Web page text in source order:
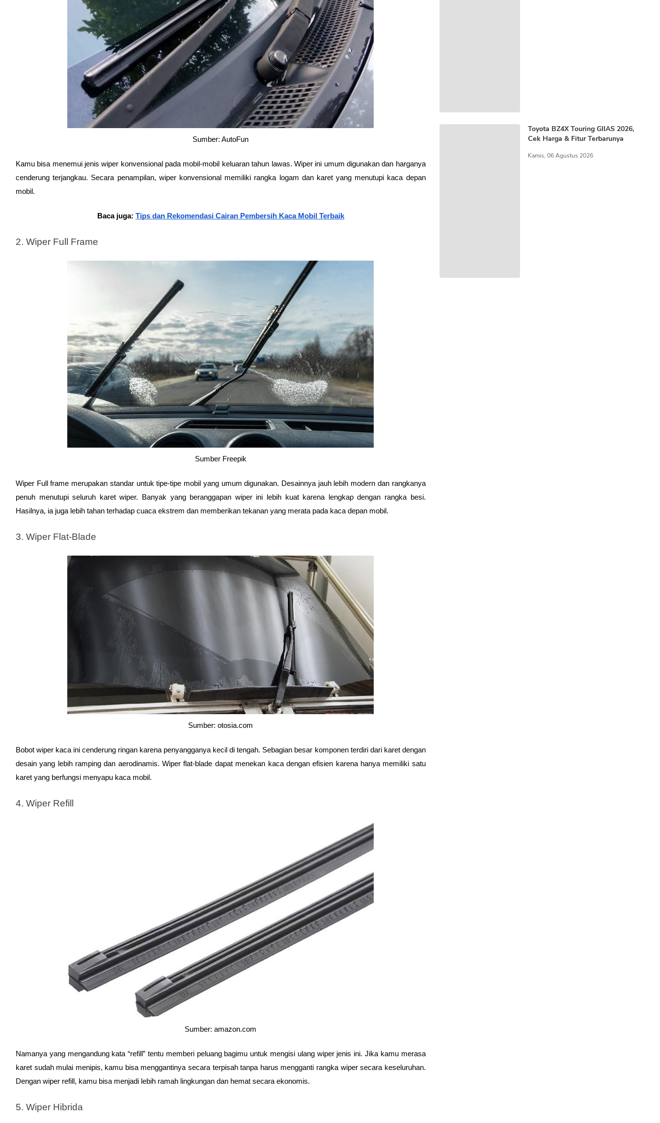
Sumber: AutoFun
Kamu bisa menemui jenis wiper konvensional pada mobil-mobil keluaran tahun lawas. Wiper ini umum digunakan dan harganya
cenderung terjangkau. Secara penampilan, wiper konvensional memiliki rangka logam dan karet yang menutupi kaca depan
mobil.
Baca juga: Tips dan Rekomendasi Cairan Pembersih Kaca Mobil Terbaik
2. Wiper Full Frame
Sumber Freepik
Wiper Full frame merupakan standar untuk tipe-tipe mobil yang umum digunakan. Desainnya jauh lebih modern dan rangkanya
penuh menutupi seluruh karet wiper. Banyak yang beranggapan wiper ini lebih kuat karena lengkap dengan rangka besi.
Hasilnya, ia juga lebih tahan terhadap cuaca ekstrem dan memberikan tekanan yang merata pada kaca depan mobil.
3. Wiper Flat-Blade
Sumber: otosia.com
Bobot wiper kaca ini cenderung ringan karena penyangganya kecil di tengah. Sebagian besar komponen terdiri dari karet dengan
desain yang lebih ramping dan aerodinamis. Wiper flat-blade dapat menekan kaca dengan efisien karena hanya memiliki satu
karet yang berfungsi menyapu kaca mobil.
4. Wiper Refill
Sumber: amazon.com
Namanya yang mengandung kata “refill” tentu memberi peluang bagimu untuk mengisi ulang wiper jenis ini. Jika kamu merasa
karet sudah mulai menipis, kamu bisa menggantinya secara terpisah tanpa harus mengganti rangka wiper secara keseluruhan.
Dengan wiper refill, kamu bisa menjadi lebih ramah lingkungan dan hemat secara ekonomis.
5. Wiper Hibrida
Toyota BZ4X Touring GIIAS 2026,
Cek Harga & Fitur Terbarunya
Kamis, 06 Agustus 2026